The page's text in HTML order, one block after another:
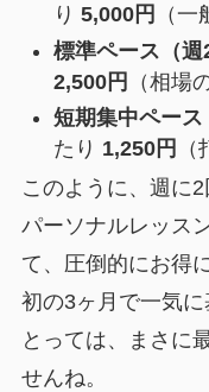
り 5,000円
（
標準ペース（週
2,500円
（相場
短期集中ペース
たり 1,250円
このように、週に
パーソナルレッス
て、圧倒的にお得
初の3ヶ月で一気
とっては、まさに
せんね。